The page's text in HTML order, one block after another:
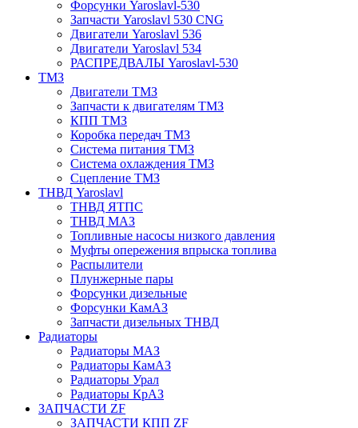
Форсунки Yaroslavl-530
Запчасти Yaroslavl 530 CNG
Двигатели Yaroslavl 536
Двигатели Yaroslavl 534
РАСПРЕДВАЛЫ Yaroslavl-530
ТМЗ
Двигатели ТМЗ
Запчасти к двигателям ТМЗ
КПП ТМЗ
Коробка передач ТМЗ
Система питания ТМЗ
Система охлаждения ТМЗ
Сцепление ТМЗ
ТНВД Yaroslavl
ТНВД ЯТПС
ТНВД МАЗ
Топливные насосы низкого давления
Муфты опережения впрыска топлива
Распылители
Плунжерные пары
Форсунки дизельные
Форсунки КамАЗ
Запчасти дизельных ТНВД
Радиаторы
Радиаторы МАЗ
Радиаторы КамАЗ
Радиаторы Урал
Радиаторы КрАЗ
ЗАПЧАСТИ ZF
ЗАПЧАСТИ КПП ZF